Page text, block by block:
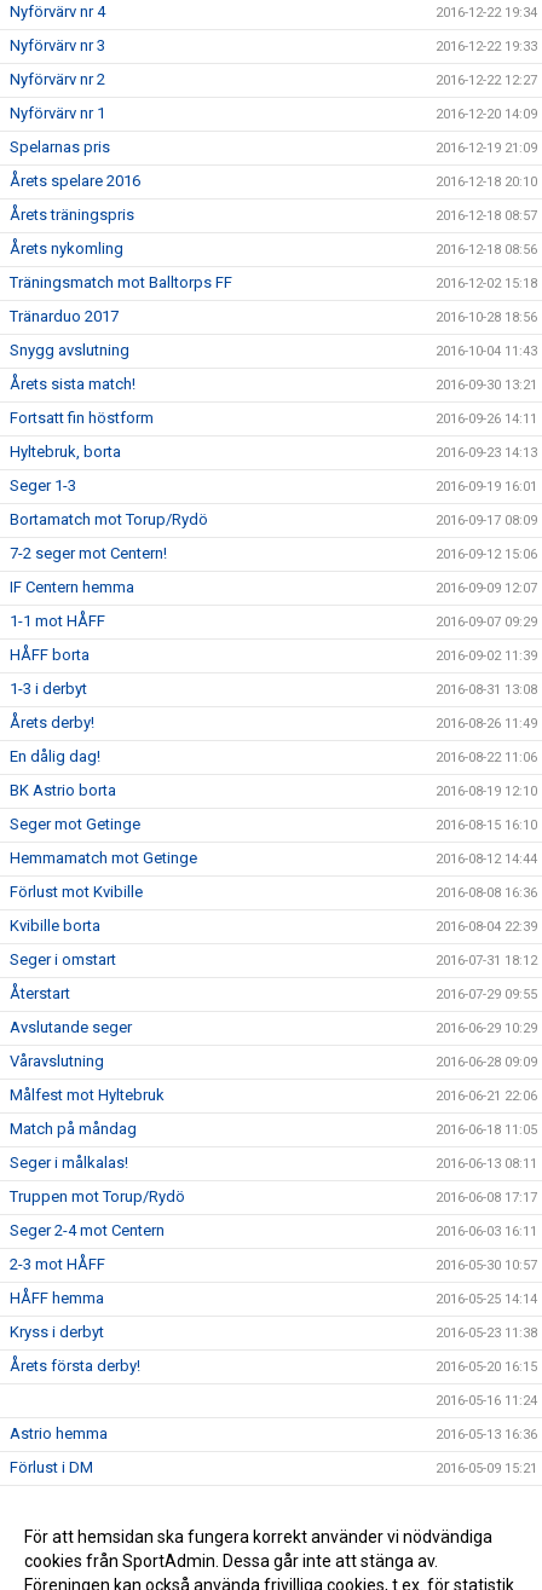
Nyförvärv nr 4 2016-12-22 19:34
Nyförvärv nr 3 2016-12-22 19:33
Nyförvärv nr 2 2016-12-22 12:27
Nyförvärv nr 1 2016-12-20 14:09
Spelarnas pris 2016-12-19 21:09
Årets spelare 2016 2016-12-18 20:10
Årets träningspris 2016-12-18 08:57
Årets nykomling 2016-12-18 08:56
Träningsmatch mot Balltorps FF 2016-12-02 15:18
Tränarduo 2017 2016-10-28 18:56
Snygg avslutning 2016-10-04 11:43
Årets sista match! 2016-09-30 13:21
Fortsatt fin höstform 2016-09-26 14:11
Hyltebruk, borta 2016-09-23 14:13
Seger 1-3 2016-09-19 16:01
Bortamatch mot Torup/Rydö 2016-09-17 08:09
7-2 seger mot Centern! 2016-09-12 15:06
IF Centern hemma 2016-09-09 12:07
1-1 mot HÅFF 2016-09-07 09:29
HÅFF borta 2016-09-02 11:39
1-3 i derbyt 2016-08-31 13:08
Årets derby! 2016-08-26 11:49
En dålig dag! 2016-08-22 11:06
BK Astrio borta 2016-08-19 12:10
Seger mot Getinge 2016-08-15 16:10
Hemmamatch mot Getinge 2016-08-12 14:44
Förlust mot Kvibille 2016-08-08 16:36
Kvibille borta 2016-08-04 22:39
Seger i omstart 2016-07-31 18:12
Återstart 2016-07-29 09:55
Avslutande seger 2016-06-29 10:29
Våravslutning 2016-06-28 09:09
Målfest mot Hyltebruk 2016-06-21 22:06
Match på måndag 2016-06-18 11:05
Seger i målkalas! 2016-06-13 08:11
Truppen mot Torup/Rydö 2016-06-08 17:17
Seger 2-4 mot Centern 2016-06-03 16:11
2-3 mot HÅFF 2016-05-30 10:57
HÅFF hemma 2016-05-25 14:14
Kryss i derbyt 2016-05-23 11:38
Årets första derby! 2016-05-20 16:15
2016-05-16 11:24
Astrio hemma 2016-05-13 16:36
Förlust i DM 2016-05-09 15:21
Getinge borta 2016-05-04 14:12
Årets första seger! 2016-05-02 12:58
För att hemsidan ska fungera korrekt använder vi nödvändiga
cookies från SportAdmin. Dessa går inte att stänga av.
Föreningen kan också använda frivilliga cookies, t.ex. för statistik